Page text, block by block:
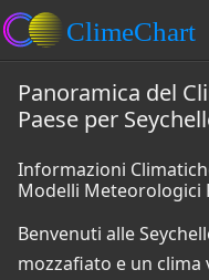
Panoramica del
Paese per
Informazioni
Modelli Meteorologici
Benvenuti alle
mozzafiato e un clima